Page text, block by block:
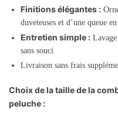
Finitions élégantes :
duveteuses et d’une queue
Entretien simple :
sans souci
Livraison sans frais
Choix de la taille de la
peluche :